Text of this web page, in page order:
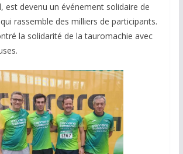
est devenu un événement solidaire de
rassemble des milliers de participants.
la solidarité de la tauromachie avec